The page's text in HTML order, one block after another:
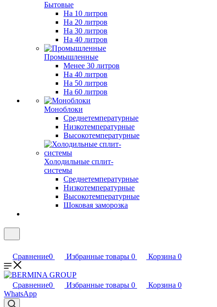
Бытовые
На 10 литров
На 20 литров
На 30 литров
На 40 литров
Промышленные
Менее 30 литров
На 40 литров
На 50 литров
На 60 литров
Моноблоки
Среднетемпературные
Низкотемпературные
Высокотемпературные
Холодильные сплит-
системы
Среднетемпературные
Низкотемпературные
Высокотемпературные
Шоковая заморозка
Сравнение0 Избранные товары 0 Корзина 0
Сравнение0 Избранные товары 0 Корзина 0
WhatsApp